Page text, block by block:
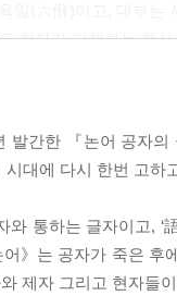
천자가 거행하는 행
공자의 인학사상을
(夕死可矣): “아침에
道란, 바로 노자가 말
있다.
발간한 『논어 공자
대에 다시 한번 고하
자와 통하는 글자이고,
》는 공자가 죽은 후
제자 그리고 현자들